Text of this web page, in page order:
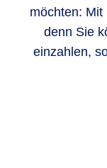
möchten:
denn Sie
einzahlen,